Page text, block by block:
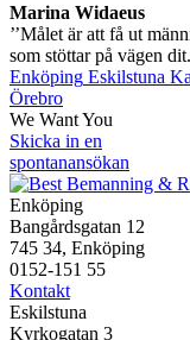
Marina Widaeus
’’Målet är att få ut
som stöttar på vägen
Enköping Eskilstuna
Örebro
We Want You
Skicka in en
spontanansökan
Enköping
Bangårdsgatan 12
745 34, Enköping
0152-151 55
Kontakt
Eskilstuna
Kyrkogatan 3